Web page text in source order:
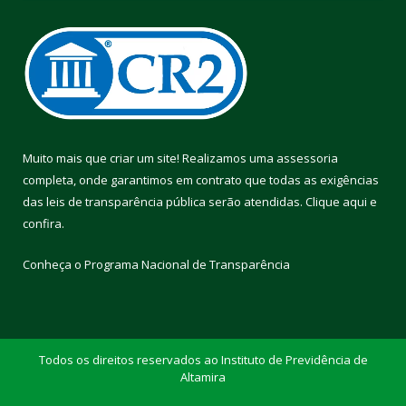
Muito mais que criar um site! Realizamos uma assessoria
completa, onde garantimos em contrato que todas as exigências
das leis de transparência pública serão atendidas. Clique aqui e
confira.
Conheça o Programa Nacional de Transparência
Todos os direitos reservados ao Instituto de Previdência de
Altamira